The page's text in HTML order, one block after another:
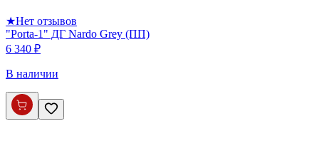
★Нет отзывов
"Porta-1" ДГ Nardo Grey (ПП)
6 340 ₽
В наличии